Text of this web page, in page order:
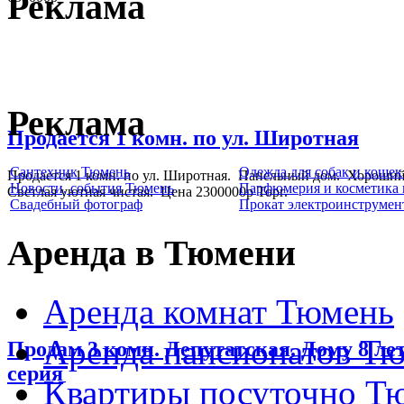
Продается 1 комн. по ул. Широтная
Продается 1 комн. по ул. Широтная. Панельный дом.
Светлая уютная чистая. Цена 2300000р Торг.
Продам 3 комн. Депутатская. Дому 8
серия
Реклама
Сантехник Тюмень
Новости, события Тюмень
Свадебный фотограф
Одежда для собак и
Парфюмерия и
Прокат
Аренда в Тюмени
Аренда комнат Тюмень
Аренда пансионатов
Квартиры посуточно